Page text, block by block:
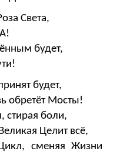
Света,
будет,
будет,
обретёт Мосты!
стирая боли,
Целит всё,
сменяя Жизни